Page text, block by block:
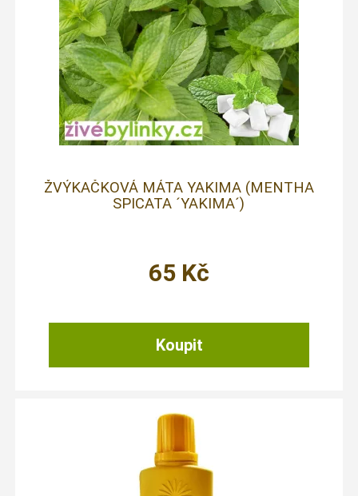
ŽVÝKAČKOVÁ MÁTA YAKIMA (MENTHA
SPICATA ´YAKIMA´)
65 Kč